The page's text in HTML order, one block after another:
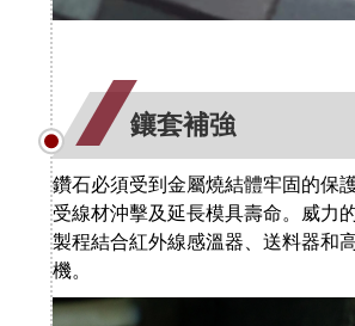
鑲套補強
鑽石必須受到金屬燒結體牢固的保
受線材沖擊及延長模具壽命。威力
製程結合紅外線感溫器、送料器和
機。